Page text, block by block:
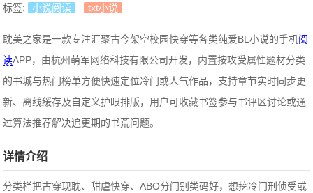
标签: 小说阅读 txt小说
耽美之家是一款专注汇聚古今架空校园快穿等各类纯爱BL小说的手机阅
读APP，由杭州萌军网络科技有限公司开发，内置按攻受属性题材分类
的书城与热门榜单方便快速定位冷门或人气作品，支持章节实时同步更
新、离线缓存及自定义护眼排版，用户可收藏书签参与书评区讨论或通
过算法推荐解决追更期的书荒问题。
详情介绍
分类栏把古穿现耽、甜虐快穿、ABO分门别类码好，想挖冷门刑侦受或